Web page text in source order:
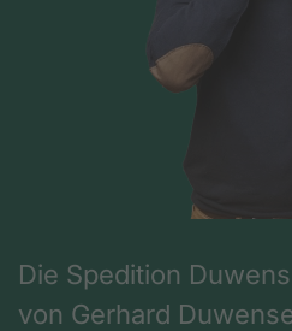
Die Spedition
von Gerhard